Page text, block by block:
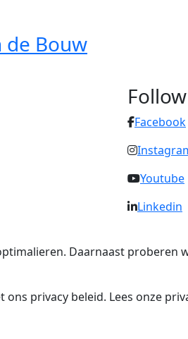
de Bouw
Facebook
Youtube
Linkedin
Daarnaast proberen
privacy beleid. Lees onze